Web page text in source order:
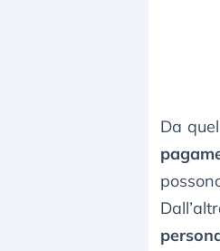
Da